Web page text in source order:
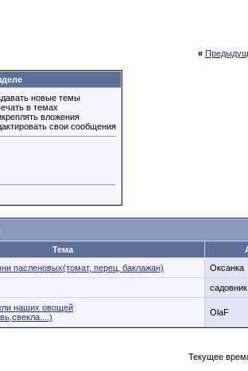
«
новые темы
в темах
вложения
свои сообщения
Тема
пасленовых(томат, перец, баклажан)
Оксанка
садовник
наших овощей
OlaF
Текущее